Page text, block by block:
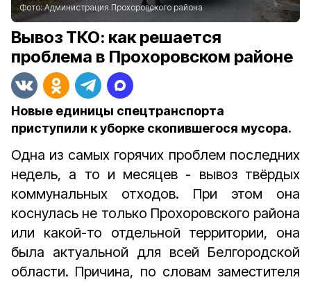
Фото:Администрация Прохоровского района
Вывоз ТКО: как решается
проблема в Прохоровском районе
Новые единицы спецтранспорта
приступили к уборке скопившегося мусора.
Одна из самых горячих проблем последних
недель, а то и месяцев - вывоз твёрдых
коммунальных отходов. При этом она
коснулась не только Прохоровского района
или какой-то отдельной территории, она
была актуальной для всей Белгородской
области. Причина, по словам заместителя